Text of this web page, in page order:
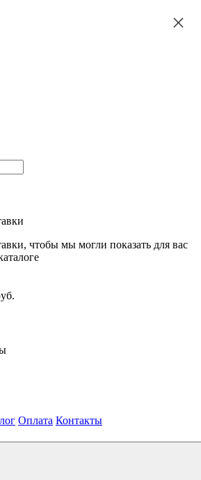
чтобы мы могли показать для вас
Оплата Контакты